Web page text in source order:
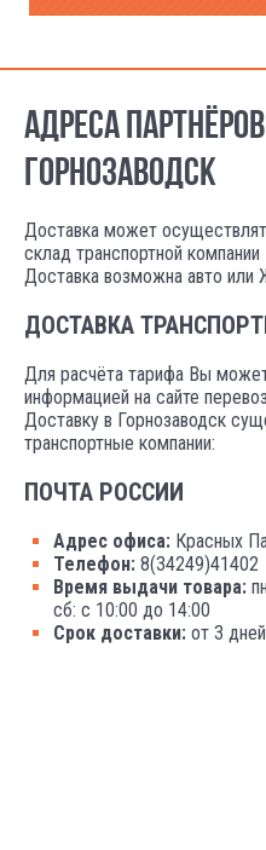
АДРЕСА
ГОРНОЗАВОДСК
Доставка может
склад транспортной компании
Доставка возможна авто
ДОСТАВКА
Для расчёта тарифа Вы
информацией на сайте
Доставку в Горнозаводск
транспортные компании:
ПОЧТА РОССИИ
Адрес офиса: Красных
Телефон: 8(34249)41402
Время выдачи товара:
сб: с 10:00 до 14:00
Срок доставки: от 3 дней